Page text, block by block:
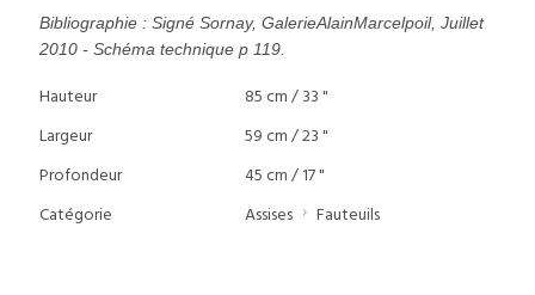
Bibliographie : Signé Sornay, GalerieAlainMarcelpoil, Juillet
2010 - Schéma technique p 119.
Hauteur
85 cm / 33 "
Largeur
59 cm / 23 "
Profondeur
45 cm / 17 "
Catégorie
Assises Fauteuils